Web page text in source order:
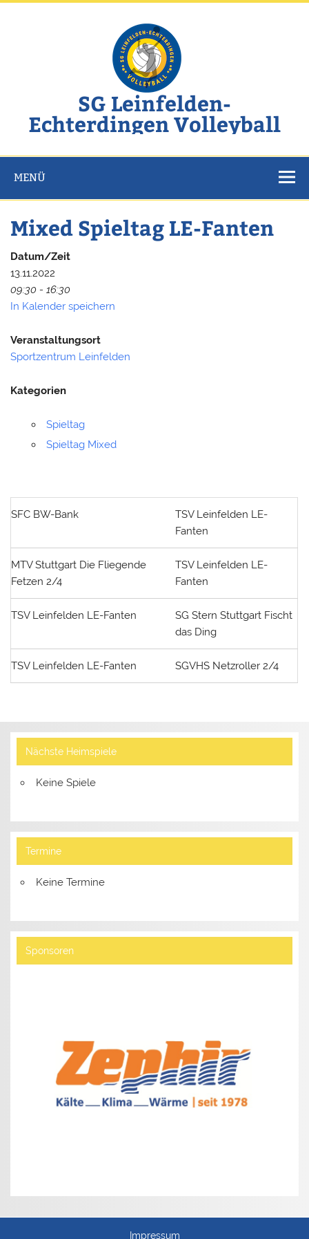
Zum
SG Leinfelden-
Echterdingen Volleyball
MENÜ
Mixed Spieltag LE-Fanten
Datum/Zeit
13.11.2022
09:30 - 16:30
In Kalender speichern
Veranstaltungsort
Sportzentrum Leinfelden
Kategorien
Spieltag
Spieltag Mixed
SFC BW-Bank
TSV Leinfelden LE-
Fanten
MTV Stuttgart Die Fliegende
Fetzen 2/4
TSV Leinfelden LE-
Fanten
TSV Leinfelden LE-Fanten
SG Stern Stuttgart Fischt
das Ding
TSV Leinfelden LE-Fanten SGVHS Netzroller 2/4
Nächste Heimspiele
Keine Spiele
Termine
Keine Termine
Sponsoren
Impressum